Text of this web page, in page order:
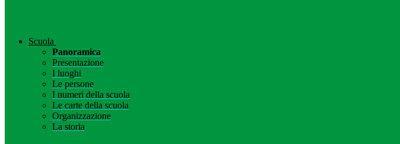
Scuola
Panoramica
Presentazione
I luoghi
Le persone
I numeri della scuola
Le carte della scuola
Organizzazione
La storia